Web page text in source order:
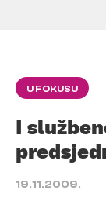
U FOKUSU
I
19.11.2009.